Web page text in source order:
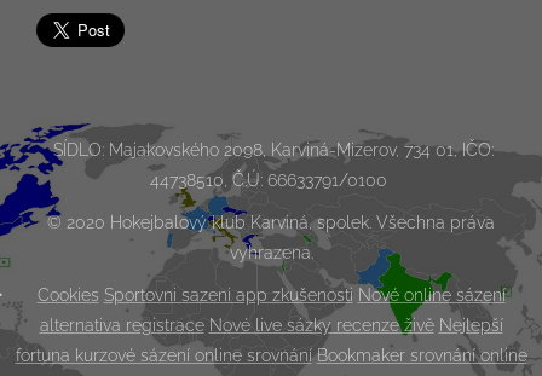
SÍDLO: Majakovského 2098, Karviná-Mizerov, 734 01, IČO:
44738510, Č.Ú: 66633791/0100
© 2020 Hokejbalový klub Karviná, spolek. Všechna práva
vyhrazena.
Cookies Sportovni sazeni app zkušenosti Nové online sázení
alternativa registrace Nové live sázky recenze živě Nejlepší
fortuna kurzové sázení online srovnání Bookmaker srovnání online